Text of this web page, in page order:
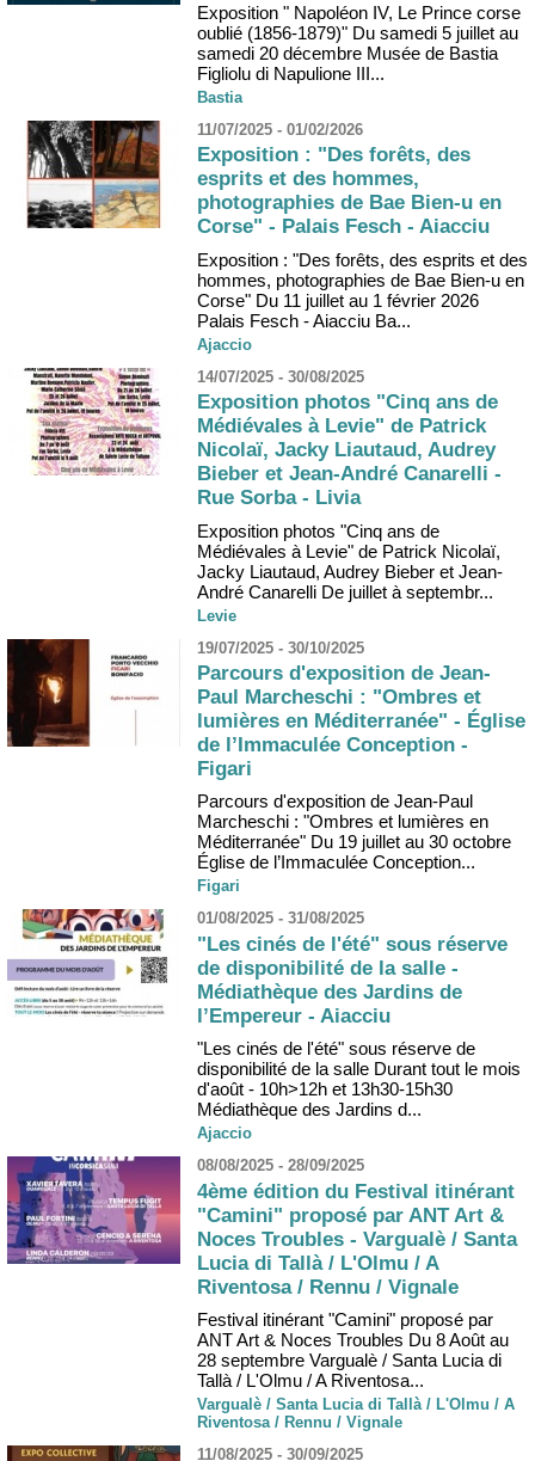
Exposition " Napoléon IV, Le Prince corse
oublié (1856-1879)" Du samedi 5 juillet au
samedi 20 décembre Musée de Bastia
Figliolu di Napulione III...
Bastia
11/07/2025 - 01/02/2026
Exposition : "Des forêts, des
esprits et des hommes,
photographies de Bae Bien-u en
Corse" - Palais Fesch - Aiacciu
Exposition : "Des forêts, des esprits et des
hommes, photographies de Bae Bien-u en
Corse" Du 11 juillet au 1 février 2026
Palais Fesch - Aiacciu Ba...
Ajaccio
14/07/2025 - 30/08/2025
Exposition photos "Cinq ans de
Médiévales à Levie" de Patrick
Nicolaï, Jacky Liautaud, Audrey
Bieber et Jean-André Canarelli -
Rue Sorba - Livia
Exposition photos "Cinq ans de
Médiévales à Levie" de Patrick Nicolaï,
Jacky Liautaud, Audrey Bieber et Jean-
André Canarelli De juillet à septembr...
Levie
19/07/2025 - 30/10/2025
Parcours d'exposition de Jean-
Paul Marcheschi : "Ombres et
lumières en Méditerranée" - Église
de l’Immaculée Conception -
Figari
Parcours d'exposition de Jean-Paul
Marcheschi : "Ombres et lumières en
Méditerranée" Du 19 juillet au 30 octobre
Église de l’Immaculée Conception...
Figari
01/08/2025 - 31/08/2025
"Les cinés de l'été" sous réserve
de disponibilité de la salle -
Médiathèque des Jardins de
l’Empereur - Aiacciu
"Les cinés de l'été" sous réserve de
disponibilité de la salle Durant tout le mois
d'août - 10h>12h et 13h30-15h30
Médiathèque des Jardins d...
Ajaccio
08/08/2025 - 28/09/2025
4ème édition du Festival itinérant
"Camini" proposé par ANT Art &
Noces Troubles - Vargualè / Santa
Lucia di Tallà / L'Olmu / A
Riventosa / Rennu / Vignale
Festival itinérant "Camini" proposé par
ANT Art & Noces Troubles Du 8 Août au
28 septembre Vargualè / Santa Lucia di
Tallà / L'Olmu / A Riventosa...
Vargualè / Santa Lucia di Tallà / L'Olmu / A
Riventosa / Rennu / Vignale
11/08/2025 - 30/09/2025